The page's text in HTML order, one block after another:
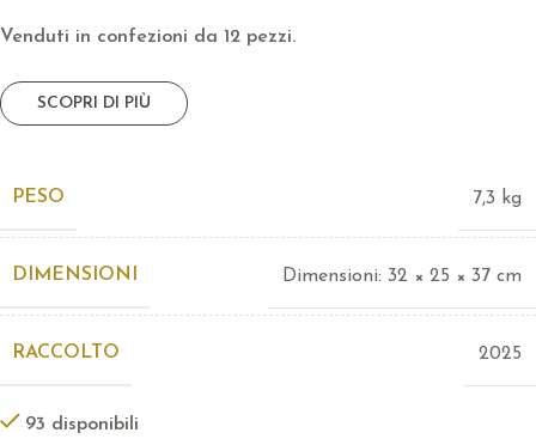
Venduti in confezioni da 12 pezzi.
SCOPRI DI PIÙ
PESO 7,3 kg
DIMENSIONI Dimensioni: 32 × 25 × 37 cm
RACCOLTO 2025
93 disponibili